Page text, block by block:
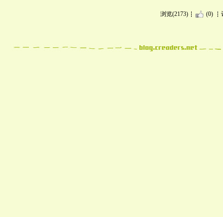
浏览(2173) (0)